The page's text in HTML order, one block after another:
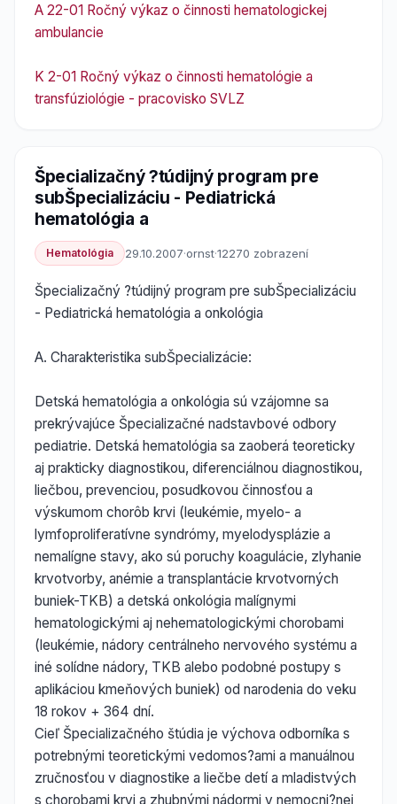
A 22-01 Ročný výkaz o činnosti hematologickej
ambulancie
K 2-01 Ročný výkaz o činnosti hematológie a
transfúziológie - pracovisko SVLZ
Špecializačný ?túdijný program pre
subŠpecializáciu - Pediatrická
hematológia a
Hematológia 29.10.2007·ornst·12270 zobrazení
Špecializačný ?túdijný program pre subŠpecializáciu
- Pediatrická hematológia a onkológia
A. Charakteristika subŠpecializácie:
Detská hematológia a onkológia sú vzájomne sa
prekrývajúce Špecializačné nadstavbové odbory
pediatrie. Detská hematológia sa zaoberá teoreticky
aj prakticky diagnostikou, diferenciálnou diagnostikou,
liečbou, prevenciou, posudkovou činnosťou a
výskumom chorôb krvi (leukémie, myelo- a
lymfoproliferatívne syndrómy, myelodysplázie a
nemalígne stavy, ako sú poruchy koagulácie, zlyhanie
krvotvorby, anémie a transplantácie krvotvorných
buniek-TKB) a detská onkológia malígnymi
hematologickými aj nehematologickými chorobami
(leukémie, nádory centrálneho nervového systému a
iné solídne nádory, TKB alebo podobné postupy s
aplikáciou kmeňových buniek) od narodenia do veku
18 rokov + 364 dní.
Cieľ Špecializačného štúdia je výchova odborníka s
potrebnými teoretickými vedomos?ami a manuálnou
zručnosťou v diagnostike a liečbe detí a mladistvých
s chorobami krvi a zhubnými nádormi v nemocni?nej